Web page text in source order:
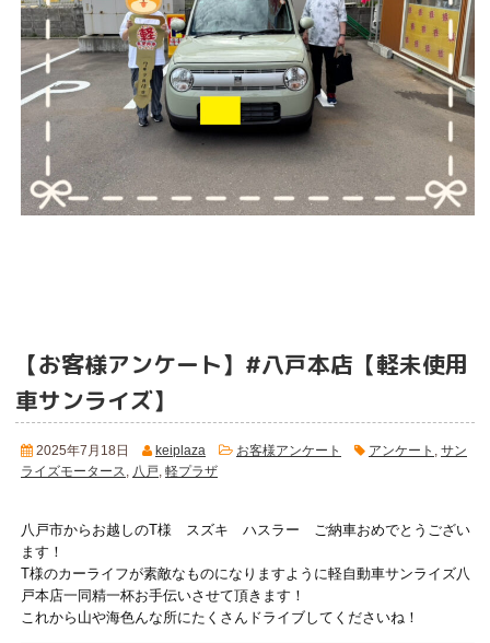
【お客様アンケート】#八戸本店【軽未使用
車サンライズ】
2025年7月18日 keiplaza お客様アンケート アンケート
サン
ライズモータース
八戸 軽プラザ
八戸市からお越しのT様 スズキ ハスラー ご納車おめでとうござい
ます！
T様のカーライフが素敵なものになりますように軽自動車サンライズ八
戸本店一同精一杯お手伝いさせて頂きます！
これから山や海色んな所にたくさんドライブしてくださいね！